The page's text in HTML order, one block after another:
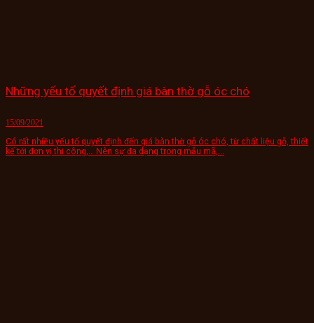
Những yếu tố quyết định giá bàn thờ gỗ óc chó
15/09/2021
Có rất nhiều yếu tố quyết định đến giá bàn thờ gỗ óc chó, từ chất liệu gỗ, thiết
kế tới đơn vị thi công,… Nên sự đa dạng trong mẫu mã,...